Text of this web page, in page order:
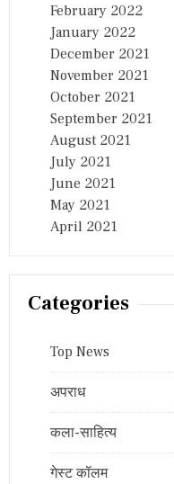
February 2022
January 2022
December 2021
November 2021
October 2021
September 2021
August 2021
July 2021
June 2021
May 2021
April 2021
Categories
Top News
अपराध
कला-साहित्य
गेस्ट कॉलम